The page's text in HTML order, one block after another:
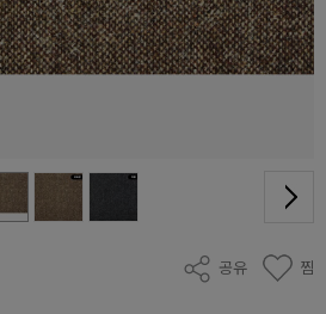
공유 찜